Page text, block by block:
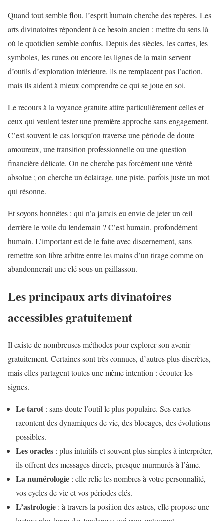
Quand tout semble flou, l’esprit humain cherche des repères. Les
arts divinatoires répondent à ce besoin ancien : mettre du sens là
où le quotidien semble confus. Depuis des siècles, les cartes, les
symboles, les runes ou encore les lignes de la main servent
d’outils d’exploration intérieure. Ils ne remplacent pas l’action,
mais ils aident à mieux comprendre ce qui se joue en soi.
Le recours à la voyance gratuite attire particulièrement celles et
ceux qui veulent tester une première approche sans engagement.
C’est souvent le cas lorsqu’on traverse une période de doute
amoureux, une transition professionnelle ou une question
financière délicate. On ne cherche pas forcément une vérité
absolue ; on cherche un éclairage, une piste, parfois juste un mot
qui résonne.
Et soyons honnêtes : qui n’a jamais eu envie de jeter un œil
derrière le voile du lendemain ? C’est humain, profondément
humain. L’important est de le faire avec discernement, sans
remettre son libre arbitre entre les mains d’un tirage comme on
abandonnerait une clé sous un paillasson.
Les principaux arts divinatoires
accessibles gratuitement
Il existe de nombreuses méthodes pour explorer son avenir
gratuitement. Certaines sont très connues, d’autres plus discrètes,
mais elles partagent toutes une même intention : écouter les
signes.
Le tarot : sans doute l’outil le plus populaire. Ses cartes
racontent des dynamiques de vie, des blocages, des évolutions
possibles.
Les oracles : plus intuitifs et souvent plus simples à interpréter,
ils offrent des messages directs, presque murmurés à l’âme.
La numérologie : elle relie les nombres à votre personnalité,
vos cycles de vie et vos périodes clés.
L’astrologie : à travers la position des astres, elle propose une